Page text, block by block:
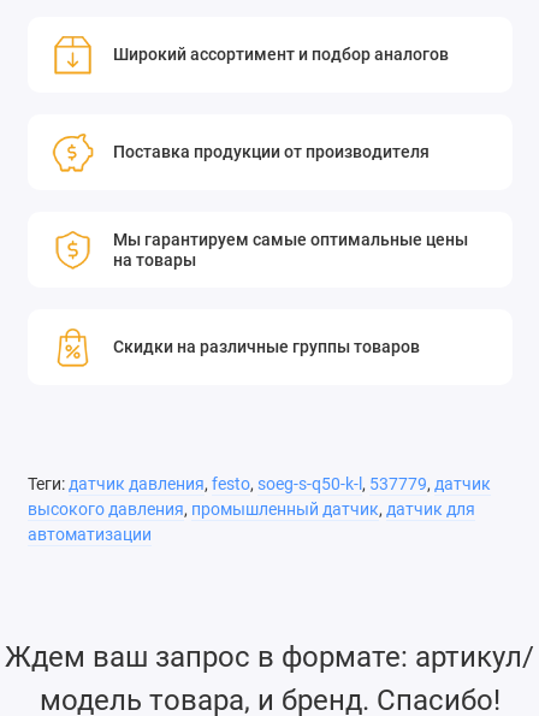
Широкий ассортимент и подбор аналогов
Поставка продукции от производителя
Мы гарантируем самые оптимальные цены
на товары
Скидки на различные группы товаров
Теги:датчик давления, festo, soeg-s-q50-k-l, 537779, датчик
высокого давления, промышленный датчик, датчик для
автоматизации
Ждем ваш запрос в формате: артикул/
модель товара, и бренд. Спасибо!